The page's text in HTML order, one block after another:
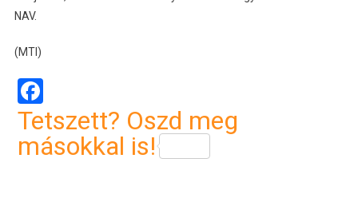
NAV.
(MTI)
Facebook
Tetszett? Oszd meg
másokkal is!